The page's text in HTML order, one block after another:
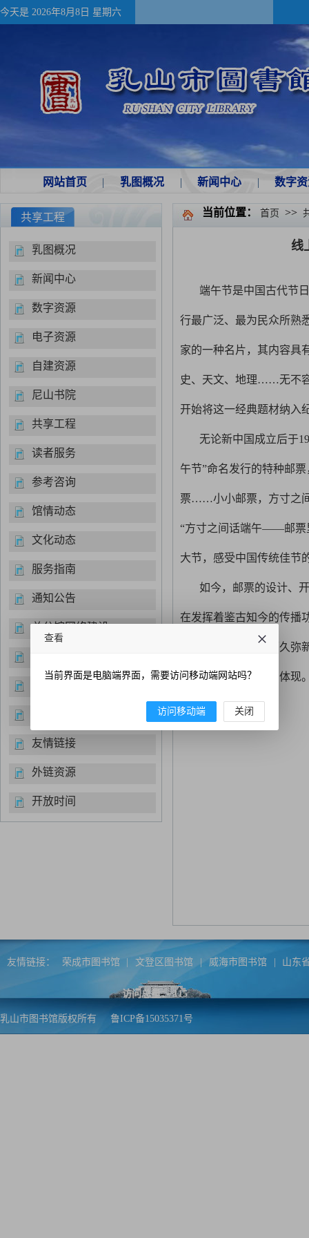
今天是 2026年8月8日 星期六
网站首页 | 乳图概况 | 新闻中心 | 数字
共享工程
乳图概况
新闻中心
数字资源
电子资源
自建资源
尼山书院
共享工程
读者服务
参考咨询
馆情动态
文化动态
服务指南
通知公告
总分馆网络建设
友情链接
外链资源
开放时间
当前位置： 首页 >>
线
端午节是中国古代节
行最广泛、最为民众所熟
家的一种名片，其内容具
史、天文、地理……无不
开始将这一经典题材纳入
无论新中国成立后于
午节”命名发行的特种邮
票……小小邮票，方寸之
“方寸之间话端午——邮票
大节，感受中国传统佳节
如今，邮票的设计、
在发挥着鉴古知今的传播
文明在兼容并蓄中历久
也是涵养文化自信的体现
友情链接： 荣成市图书馆 文登区图书馆 | 威海市图书馆 山东
访问总量：115
乳山市图书馆版权所有 鲁ICP备15035371号
查看
当前界面是电脑端界面，需要访问移动端网站吗？
访问移动端 关闭